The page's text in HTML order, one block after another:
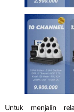
Untuk menjalin